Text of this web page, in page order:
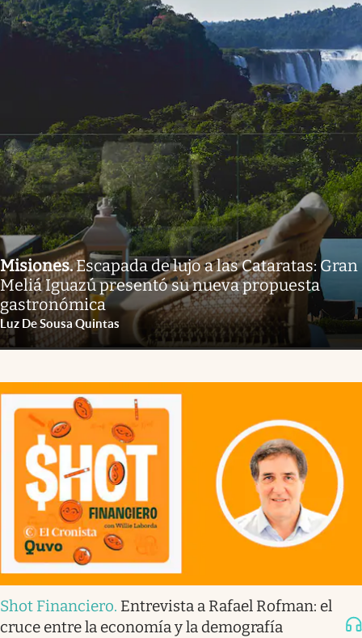
Misiones.Escapada de lujo a las Cataratas: Gran
Meliá Iguazú presentó su nueva propuesta
gastronómica
Luz De Sousa Quintas
Shot Financiero. Entrevista a Rafael Rofman: el
cruce entre la economía y la demografía